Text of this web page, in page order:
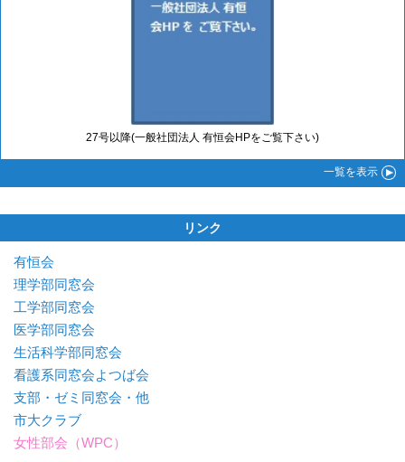
27号以降(一般社団法人 有恒会HPをご覧下さい)
一覧を表示
リンク
有恒会
理学部同窓会
工学部同窓会
医学部同窓会
生活科学部同窓会
看護系同窓会よつば会
支部・ゼミ同窓会・他
市大クラブ
女性部会（WPC）